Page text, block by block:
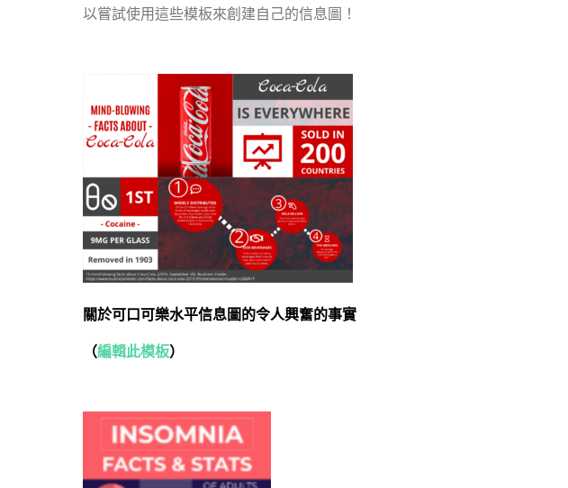
以嘗試使用這些模板來創建自己的信息圖！
關於可口可樂水平信息圖的令人興奮的事實
（編輯此模板）